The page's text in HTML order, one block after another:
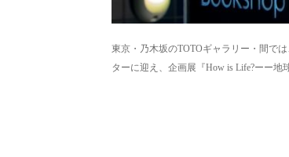
東京・乃木坂のTOTOギャラリー・間で
ターに迎え、企画展『How is Life?ーー